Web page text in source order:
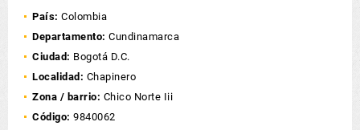
País: Colombia
Departamento: Cundinamarca
Ciudad: Bogotá D.C.
Localidad: Chapinero
Zona / barrio: Chico Norte Iii
Código: 9840062